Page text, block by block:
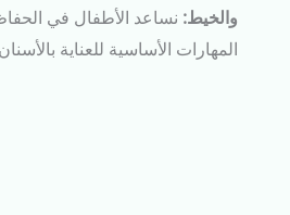
والخيط: نساعد الأطفال في
المهارات الأساسية للعناية